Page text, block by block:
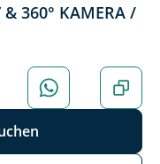
360° KAMERA /